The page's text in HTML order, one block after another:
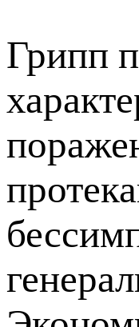
Грипп